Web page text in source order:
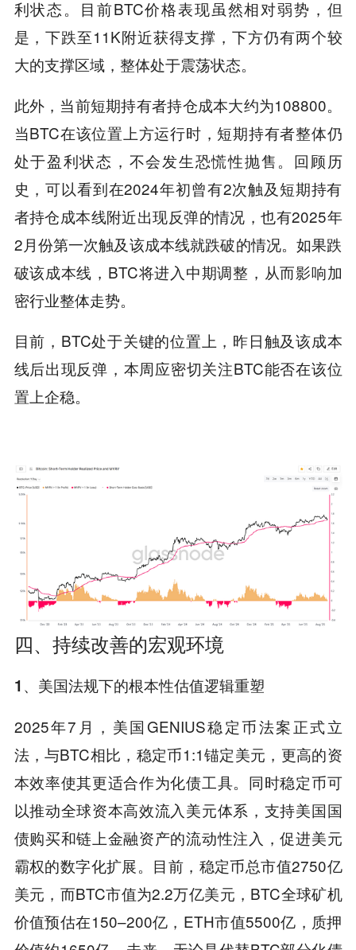
利状态。目前BTC价格表现虽然相对弱势，但
是，下跌至11K附近获得支撑，下方仍有两个较
大的支撑区域，整体处于震荡状态。
此外，当前短期持有者持仓成本大约为108800。
当BTC在该位置上方运行时，短期持有者整体仍
处于盈利状态，不会发生恐慌性抛售。回顾历
史，可以看到在2024年初曾有2次触及短期持有
者持仓成本线附近出现反弹的情况，也有2025年
2月份第一次触及该成本线就跌破的情况。如果跌
破该成本线，BTC将进入中期调整，从而影响加
密行业整体走势。
目前，BTC处于关键的位置上，昨日触及该成本
线后出现反弹，本周应密切关注BTC能否在该位
置上企稳。
四、持续改善的宏观环境
1、美国法规下的根本性估值逻辑重塑
2025年7月，美国GENIUS稳定币法案正式立
法，与BTC相比，稳定币1:1锚定美元，更高的资
本效率使其更适合作为化债工具。同时稳定币可
以推动全球资本高效流入美元体系，支持美国国
债购买和链上金融资产的流动性注入，促进美元
霸权的数字化扩展。目前，稳定币总市值2750亿
美元，而BTC市值为2.2万亿美元，BTC全球矿机
价值预估在150–200亿，ETH市值5500亿，质押